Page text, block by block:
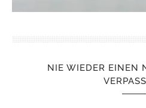
NIE WIEDER EINEN